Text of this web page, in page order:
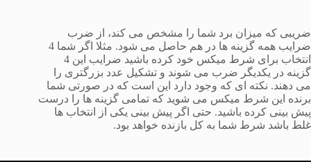
ضریبی که میزان برد شما را مشخص می کند، از ضرب
ضرایب همه گزینه ها در هم حاصل می شود. مثلا اگر شما 4
انتخاب برای شرط میکس خود کرده باشید ضرایب این 4
گزینه در یکدیگر ضرب می شوند و تشکیل عدد بزرگتری را
می دهند. نکته ای که وجود دارد این است که در صورتی شما
برنده این شرط میکس می شوید که تمامی گزینه ها را درست
پیش بینی کرده باشید. حتی اگر پیش بینی یکی از انتخاب ها
غلط باشد شرط شما به کل بازنده خواهد بود.